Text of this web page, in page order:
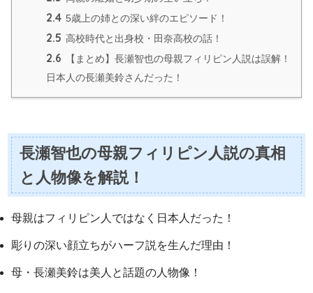
2.4 5歳上の姉との深い絆のエピソード！
2.5 高校時代と出身校・田奈高校の話！
2.6
【まとめ】長瀬智也の母親フィリピン人説は誤解！
日本人の長瀬美鈴さんだった！
長瀬智也の母親フィリピン人説の真相
と人物像を解説！
母親はフィリピン人ではなく日本人だった！
彫りの深い顔立ちがハーフ説を生んだ理由！
母・長瀬美鈴は美人と話題の人物像！